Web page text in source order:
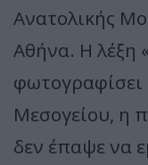
Ανατολικής
Αθήνα. Η λέξη
φωτογραφίσει
Μεσογείου, η
δεν έπαψε να